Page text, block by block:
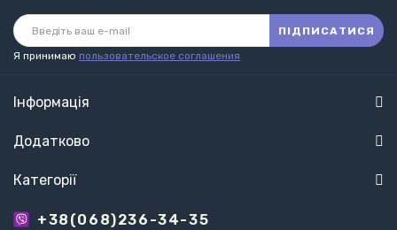
ПІДПИСАТИСЯ
Я принимаю пользовательское соглашения
Інформація
Додатково
Категорії
+38(068)236-34-35